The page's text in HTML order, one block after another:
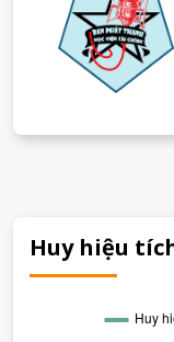
Huy hiệu